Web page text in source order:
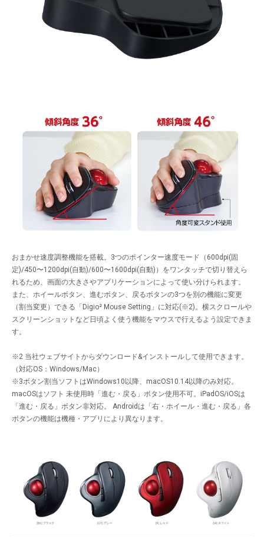
おまかせ速度調整機能を搭載。3つのポインター速度モード（600dpi(固
定)/450〜1200dpi(自動)/600〜1600dpi(自動)）をワンタッチで切り替えら
れるため、画面の大きさやアプリケーションによって使い分けられます。
また、ホイールボタン、進むボタン、戻るボタンの3つを別の機能に変更
（割当変更）できる「Digio² Mouse Setting」に対応(※2)。横スクロールや
スクリーンショットなど日頃よく使う機能をマウスで行えるよう設定できま
す。
※2 当社ウェブサイトからダウンロード&インストールして使用できます。
（対応OS：Windows/Mac）
※3ボタン割当ソフトはWindows10以降、macOS10.14以降のみ対応。
macOSはソフト 未使用時「進む・戻る」ボタン使用不可。iPadOS/iOSは
「進む・戻る」ボタン非対応。 Androidは「右・ホイール・進む・戻る」各
ボタンの機能は機種・アプリにより異なります。